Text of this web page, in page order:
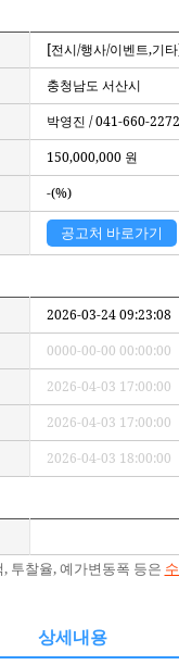
[전시/행사/이벤트,기
충청남도 서산시
박영진 / 041-660-2272
150,000,000 원
-(%)
공고처 바로가기
2026-03-24 09:23:08
0000-00-00 00:00:00
2026-04-03 17:00:00
2026-04-03 17:00:00
2026-04-03 18:00:00
투찰율, 예가변동폭 등은
상세내용